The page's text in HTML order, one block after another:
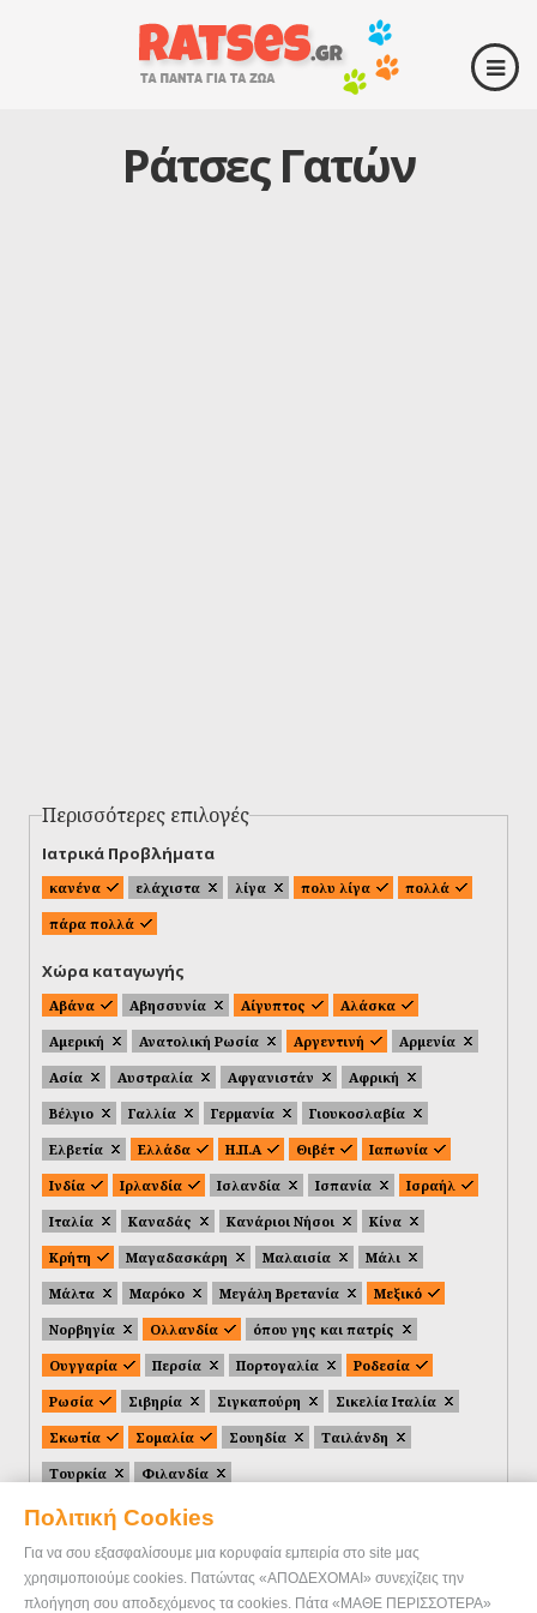
Πολιτική Cookies
Για να σου εξασφαλίσουμε μια κορυφαία εμπειρία στο site μας
χρησιμοποιούμε cookies. Πατώντας «ΑΠΟΔΕΧΟΜΑΙ» συνεχίζεις την
πλοήγηση σου αποδεχόμενος τα cookies. Πάτα «ΜΑΘΕ ΠΕΡΙΣΣΟΤΕΡΑ»
Ράτσες Γατών
Περισσότερες επιλογές
Ιατρικά Προβλήματα
κανένα ελάχιστα λίγα πολυ λίγα
πολλά
πάρα πολλά
Χώρα καταγωγής
Αβάνα Αβησσυνία Αίγυπτος
Αλάσκα
Αμερική
Ανατολική Ρωσία Αργεντινή
Αρμενία
Ασία
Αυστραλία Αφγανιστάν
Αφρική
Βέλγιο
Γαλλία Γερμανία
Γιουκοσλαβία
Ελβετία
Ελλάδα Η.Π.Α Θιβέτ
Ιαπωνία
Ινδία
Ιρλανδία Ισλανδία Ισπανία
Ισραήλ
Ιταλία
Καναδάς Κανάριοι Νήσοι
Κίνα
Κρήτη
Μαγαδασκάρη Μαλαισία
Μάλι
Μάλτα
Μαρόκο Μεγάλη Βρετανία
Μεξικό
Νορβηγία
Ολλανδία
όπου γης και πατρίς
Ουγγαρία
Περσία Πορτογαλία
Ροδεσία
Ρωσία
Σιβηρία Σιγκαπούρη
Σικελία Ιταλία
Σκωτία
Σομαλία Σουηδία
Ταιλάνδη
Τουρκία
Φιλανδία